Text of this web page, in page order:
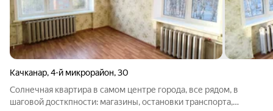
Качканар,4-й микрорайон,30
Солнечная квартира в самом центре города, все рядом, в
шаговой досткпности: магазины, остановки транспорта,